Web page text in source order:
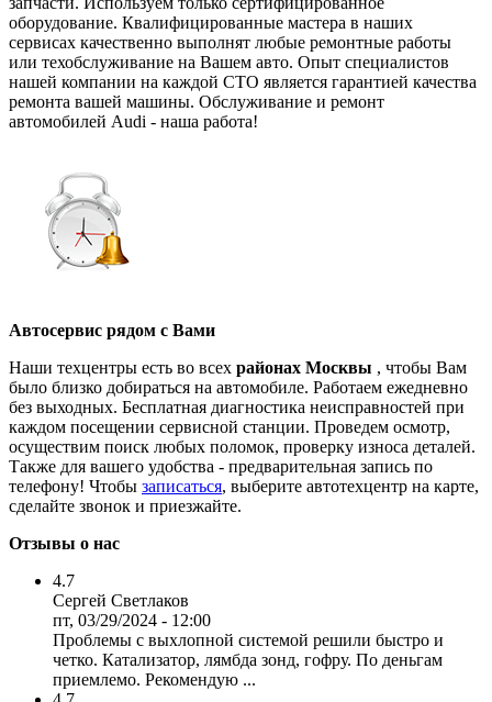
оборудование. Квалифицированные мастера в наших
сервисах качественно выполнят любые ремонтные работы
или техобслуживание на Вашем авто. Опыт специалистов
нашей компании на каждой СТО является гарантией качества
ремонта вашей машины. Обслуживание и ремонт
автомобилей Audi - наша работа!
Автосервис рядом с Вами
Наши техцентры есть во всех районах Москвы , чтобы Вам
было близко добираться на автомобиле. Работаем ежедневно
без выходных. Бесплатная диагностика неисправностей при
каждом посещении сервисной станции. Проведем осмотр,
осуществим поиск любых поломок, проверку износа деталей.
Также для вашего удобства - предварительная запись по
телефону! Чтобы записаться, выберите автотехцентр на карте,
сделайте звонок и приезжайте.
Отзывы о нас
4.7
Сергей Светлаков
пт, 03/29/2024 - 12:00
Проблемы с выхлопной системой решили быстро и
четко. Катализатор, лямбда зонд, гофру. По деньгам
приемлемо. Рекомендую ...